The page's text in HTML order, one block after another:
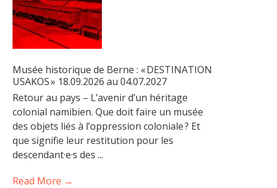
Musée historique de Berne : « DESTINATION
USAKOS » 18.09.2026 au 04.07.2027
Retour au pays – L’avenir d’un héritage
colonial namibien. Que doit faire un musée
des objets liés à l’oppression coloniale ? Et
que signifie leur restitution pour les
descendant·e·s des ...
Read More →